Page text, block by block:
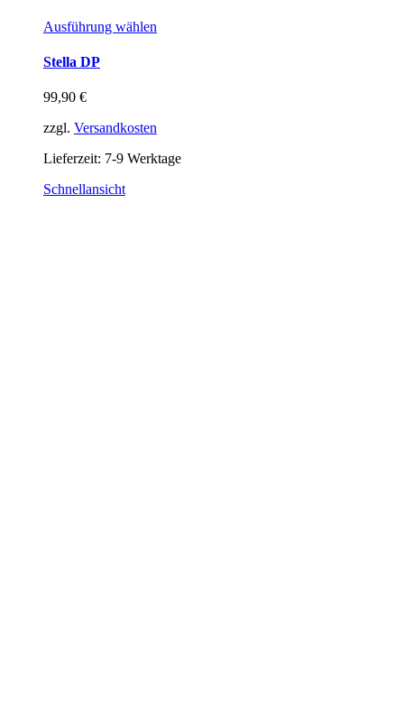
Ausführung wählen
Stella DP
99,90 €
zzgl. Versandkosten
Lieferzeit: 7-9 Werktage
Schnellansicht